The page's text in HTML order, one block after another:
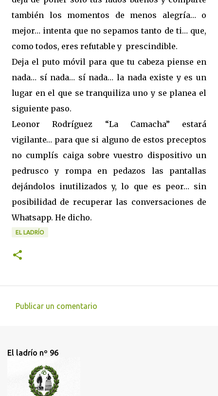
también los momentos de menos alegría… o
mejor… intenta que no sepamos tanto de ti… que,
como todos, eres refutable y prescindible.
Deja el puto móvil para que tu cabeza piense en
nada… sí nada… sí nada… la nada existe y es un
lugar en el que se tranquiliza uno y se planea el
siguiente paso.
Leonor Rodríguez “La Camacha” estará
vigilante… para que si alguno de estos preceptos
no cumplís caiga sobre vuestro dispositivo un
pedrusco y rompa en pedazos las pantallas
dejándolos inutilizados y, lo que es peor… sin
posibilidad de recuperar las conversaciones de
Whatsapp. He dicho.
EL LADRÍO
e
Publicar un comentario
El ladrío nº 96